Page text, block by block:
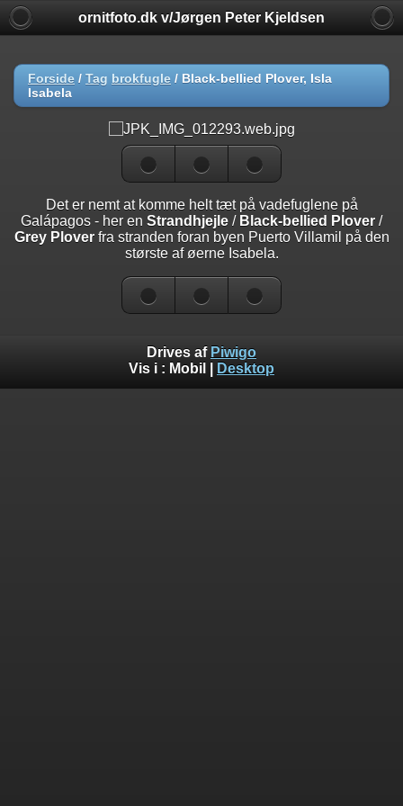
ornitfoto.dk v/Jørgen Peter Kjeldsen
Forside / Tag brokfugle / Black-bellied Plover, Isla
Isabela
Det er nemt at komme helt tæt på vadefuglene på
Galápagos - her en Strandhjejle / Black-bellied Plover /
Grey Ploverfra stranden foran byen Puerto Villamil på den
største af øerne Isabela.
Drives af Piwigo
Vis i : Mobil Desktop